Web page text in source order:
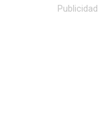
Publicidad